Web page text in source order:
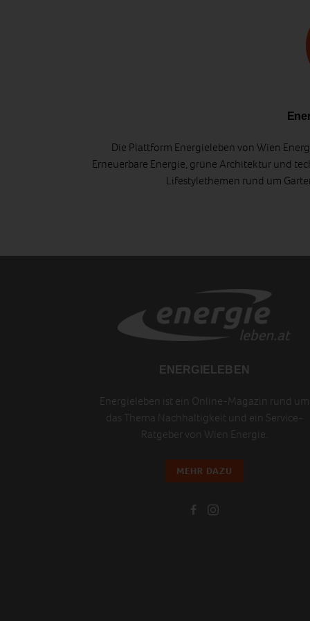
Die Plattform Energieleben von Wien
Erneuerbare Energie, grüne Architektur und
Lifestylethemen rund um
ENERGIELEBEN
Energieleben ist ein Online-Magazin rund um
das Thema Nachhaltigkeit und ein Service-
Ratgeber von Wien Energie.
MEHR DAZU